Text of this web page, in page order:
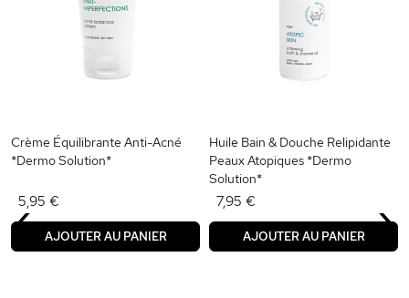
Crème Équilibrante Anti-Acné
*Dermo Solution*
5,95 €
AJOUTER AU PANIER
Huile Bain & Douche Relipidante
Peaux Atopiques *Dermo
Solution*
7,95 €
AJOUTER AU PANIER
‹ ›